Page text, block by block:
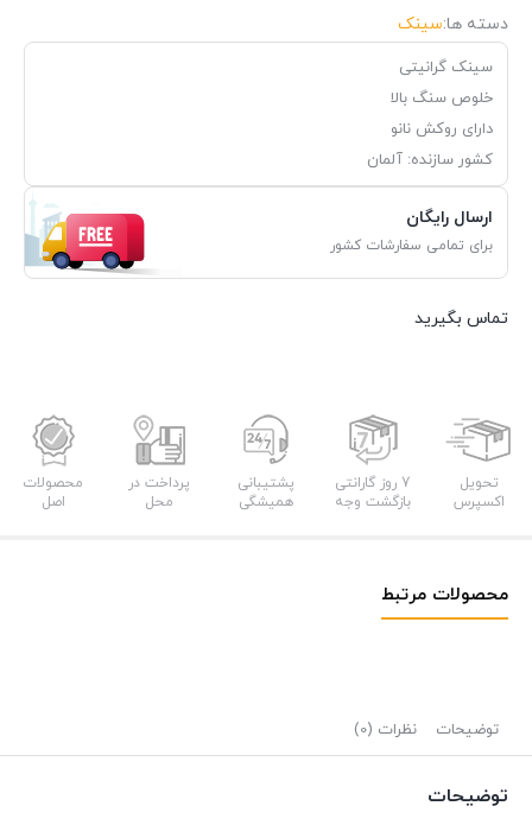
دسته ها:سینک
سینک گرانیتی
خلوص سنگ بالا
دارای روکش نانو
کشور سازنده: آلمان
ارسال رایگان
برای تمامی سفارشات کشور
تماس بگیرید
تحویل
اکسپرس
7 روز گارانتی
بازگشت وجه
پشتیبانی
همیشگی
پرداخت در
محل
محصولات
اصل
محصولات مرتبط
توضیحات نظرات (0)
توضیحات